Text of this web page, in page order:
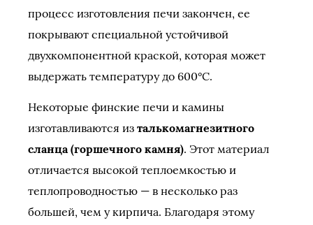
процесс изготовления печи закончен, ее
покрывают специальной устойчивой
двухкомпонентной краской, которая может
выдержать температуру до 600°С.
Некоторые финские печи и камины
изготавливаются из талькомагнезитного
сланца (горшечного камня). Этот материал
отличается высокой теплоемкостью и
теплопроводностью — в несколько раз
большей, чем у кирпича. Благодаря этому